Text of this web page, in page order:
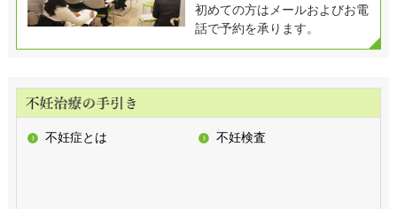
初めての方はメールおよびお電
話で予約を承ります。
不妊症とは 不妊検査